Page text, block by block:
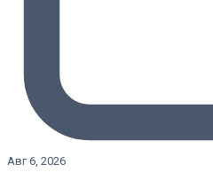
Авг 6, 2026